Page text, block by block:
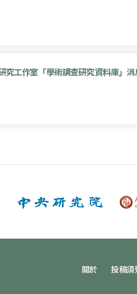
究工作室「學術調查研究資料庫」
關於 投稿須